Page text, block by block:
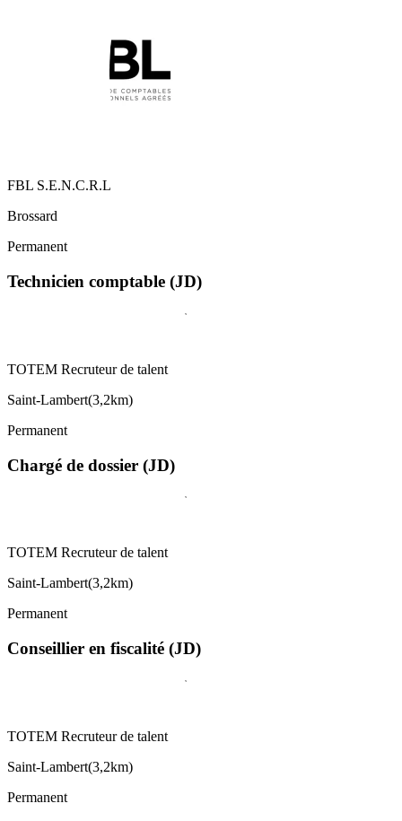
FBL S.E.N.C.R.L
Brossard
Permanent
Technicien comptable (JD)
TOTEM Recruteur de talent
Saint-Lambert(3,2km)
Permanent
Chargé de dossier (JD)
TOTEM Recruteur de talent
Saint-Lambert(3,2km)
Permanent
Conseillier en fiscalité (JD)
TOTEM Recruteur de talent
Saint-Lambert(3,2km)
Permanent